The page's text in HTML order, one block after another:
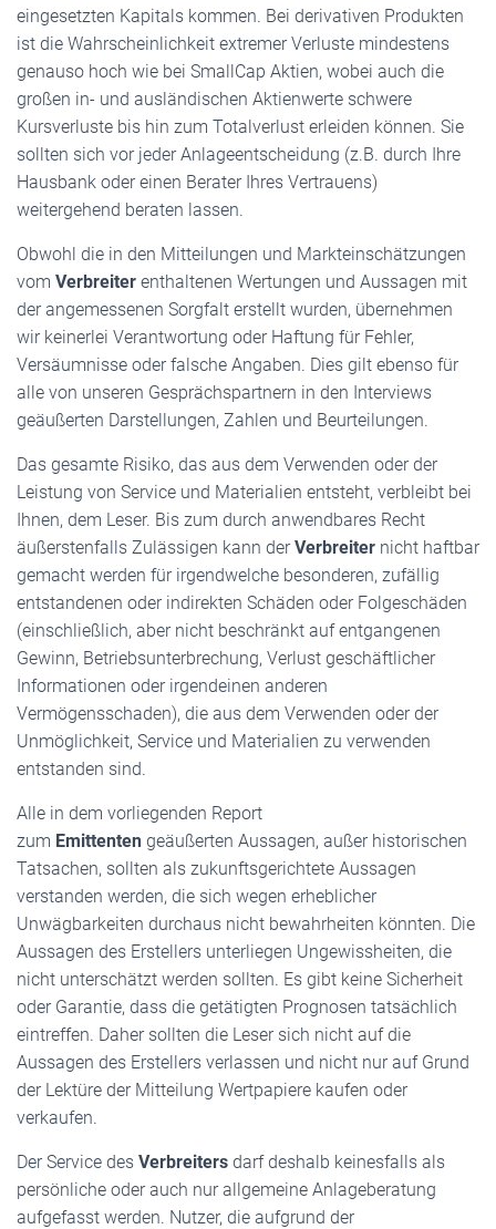
eingesetzten Kapitals kommen. Bei derivativen Produkten
ist die Wahrscheinlichkeit extremer Verluste mindestens
genauso hoch wie bei SmallCap Aktien, wobei auch die
großen in- und ausländischen Aktienwerte schwere
Kursverluste bis hin zum Totalverlust erleiden können. Sie
sollten sich vor jeder Anlageentscheidung (z.B. durch Ihre
Hausbank oder einen Berater Ihres Vertrauens)
weitergehend beraten lassen.
Obwohl die in den Mitteilungen und Markteinschätzungen
vom Verbreiter enthaltenen Wertungen und Aussagen mit
der angemessenen Sorgfalt erstellt wurden, übernehmen
wir keinerlei Verantwortung oder Haftung für Fehler,
Versäumnisse oder falsche Angaben. Dies gilt ebenso für
alle von unseren Gesprächspartnern in den Interviews
geäußerten Darstellungen, Zahlen und Beurteilungen.
Das gesamte Risiko, das aus dem Verwenden oder der
Leistung von Service und Materialien entsteht, verbleibt bei
Ihnen, dem Leser. Bis zum durch anwendbares Recht
äußerstenfalls Zulässigen kann derVerbreiter nicht haftbar
gemacht werden für irgendwelche besonderen, zufällig
entstandenen oder indirekten Schäden oder Folgeschäden
(einschließlich, aber nicht beschränkt auf entgangenen
Gewinn, Betriebsunterbrechung, Verlust geschäftlicher
Informationen oder irgendeinen anderen
Vermögensschaden), die aus dem Verwenden oder der
Unmöglichkeit, Service und Materialien zu verwenden
entstanden sind.
Alle in dem vorliegenden Report
zum Emittenten geäußerten Aussagen, außer historischen
Tatsachen, sollten als zukunftsgerichtete Aussagen
verstanden werden, die sich wegen erheblicher
Unwägbarkeiten durchaus nicht bewahrheiten könnten. Die
Aussagen des Erstellers unterliegen Ungewissheiten, die
nicht unterschätzt werden sollten. Es gibt keine Sicherheit
oder Garantie, dass die getätigten Prognosen tatsächlich
eintreffen. Daher sollten die Leser sich nicht auf die
Aussagen des Erstellers verlassen und nicht nur auf Grund
der Lektüre der Mitteilung Wertpapiere kaufen oder
verkaufen.
Der Service des Verbreiters darf deshalb keinesfalls als
persönliche oder auch nur allgemeine Anlageberatung
aufgefasst werden. Nutzer, die aufgrund der